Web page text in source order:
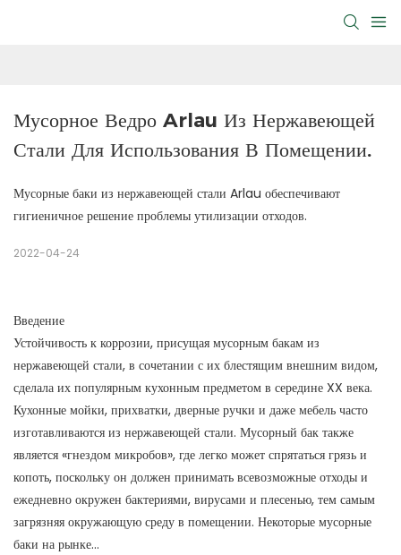
Мусорное Ведро Arlau Из Нержавеющей
Стали Для Использования В Помещении.
Мусорные баки из нержавеющей стали Arlau обеспечивают
гигиеничное решение проблемы утилизации отходов.
2022-04-24
Введение
Устойчивость к коррозии, присущая мусорным бакам из
нержавеющей стали, в сочетании с их блестящим внешним видом,
сделала их популярным кухонным предметом в середине XX века.
Кухонные мойки, прихватки, дверные ручки и даже мебель часто
изготавливаются из нержавеющей стали. Мусорный бак также
является «гнездом микробов», где легко может спрятаться грязь и
копоть, поскольку он должен принимать всевозможные отходы и
ежедневно окружен бактериями, вирусами и плесенью, тем самым
загрязняя окружающую среду в помещении. Некоторые мусорные
баки на рынке...